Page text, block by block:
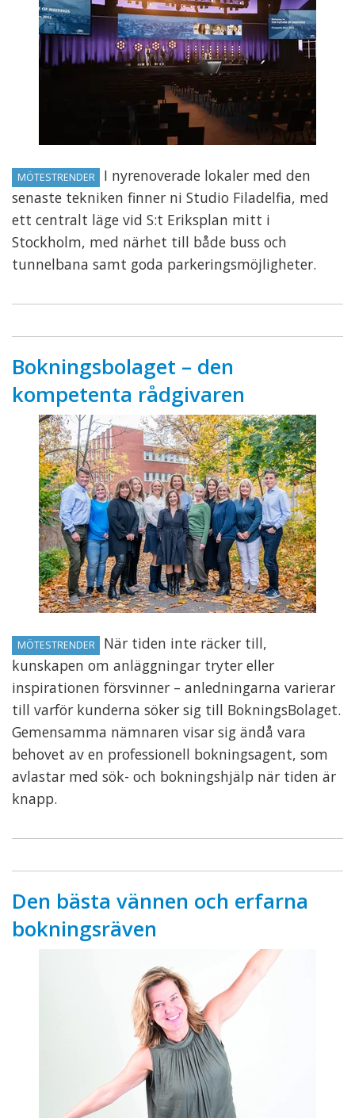
MÖTESTRENDER
I nyrenoverade lokaler med den
senaste tekniken finner ni Studio Filadelfia, med
ett centralt läge vid S:t Eriksplan mitt i
Stockholm, med närhet till både buss och
tunnelbana samt goda parkeringsmöjligheter.
Bokningsbolaget – den
kompetenta rådgivaren
MÖTESTRENDER
När tiden inte räcker till,
kunskapen om anläggningar tryter eller
inspirationen försvinner – anledningarna varierar
till varför kunderna söker sig till BokningsBolaget.
Gemensamma nämnaren visar sig ändå vara
behovet av en professionell bokningsagent, som
avlastar med sök- och bokningshjälp när tiden är
knapp.
Den bästa vännen och erfarna
bokningsräven